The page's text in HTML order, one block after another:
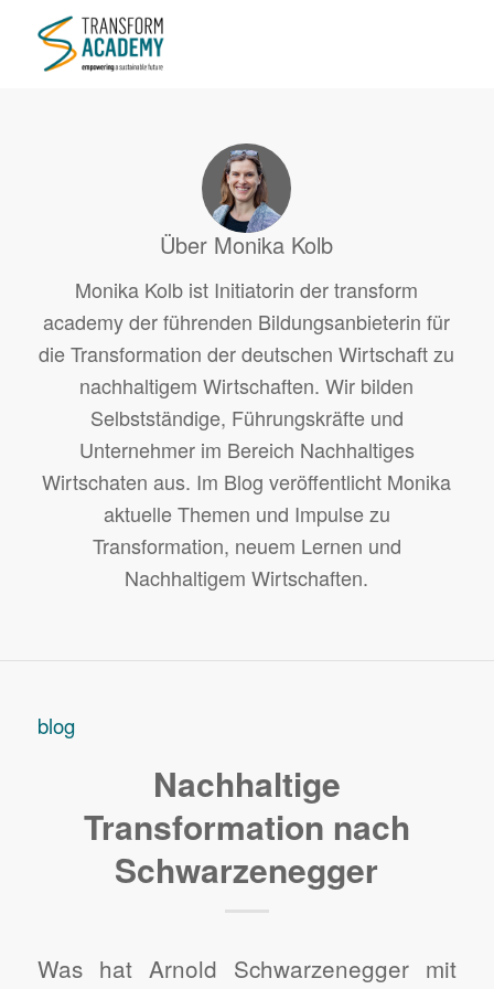
Über Monika Kolb
Monika Kolb ist Initiatorin der transform
academy der führenden Bildungsanbieterin für
die Transformation der deutschen Wirtschaft zu
nachhaltigem Wirtschaften. Wir bilden
Selbstständige, Führungskräfte und
Unternehmer im Bereich Nachhaltiges
Wirtschaten aus. Im Blog veröffentlicht Monika
aktuelle Themen und Impulse zu
Transformation, neuem Lernen und
Nachhaltigem Wirtschaften.
blog
Nachhaltige
Transformation nach
Schwarzenegger
Was hat Arnold Schwarzenegger mit